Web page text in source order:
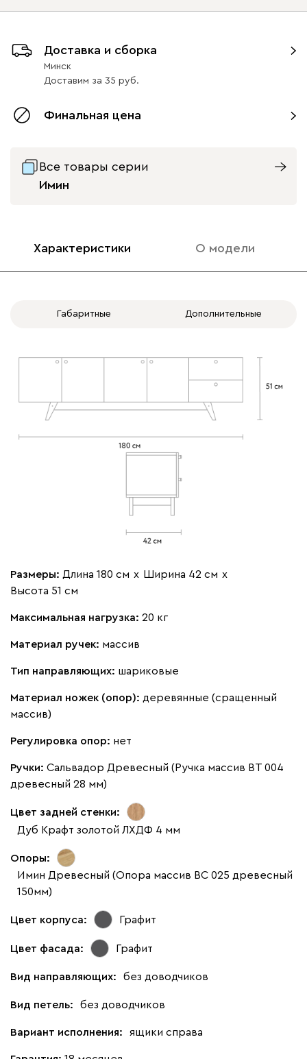
без доводчиков с доводчиками
с доводчиками без доводчиков
ящики справа
Доставка и сборка
Минск
Доставим за 35
Финальная цена
Все товары серии
Имин
Характеристики О модели
Габаритные Дополнительные
Размеры: Длина 180 см х Ширина 42 см х
Высота 51 см
Максимальная нагрузка: 20 кг
Материал ручек: массив
Тип направляющих: шариковые
Материал ножек (опор): деревянные (сращенный
массив)
Регулировка опор: нет
Ручки: Сальвадор Древесный (Ручка массив ВТ 004
древесный 28 мм)
Цвет задней стенки:
Дуб Крафт золотой ЛХДФ 4 мм
Опоры:
Имин Древесный (Опора массив ВС 025 древесный
150мм)
Цвет корпуса: Графит
Цвет фасада: Графит
Вид направляющих: без доводчиков
Вид петель: без доводчиков
Вариант исполнения: ящики справа